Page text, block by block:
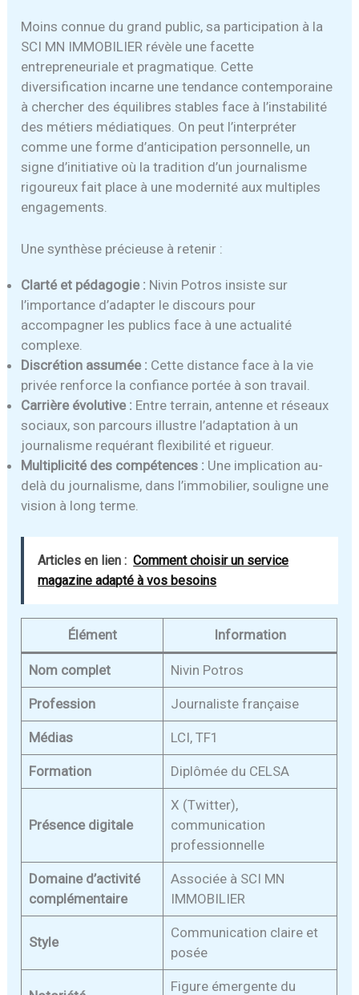
Moins connue du grand public, sa participation à la
SCI MN IMMOBILIER révèle une facette
entrepreneuriale et pragmatique. Cette
diversification incarne une tendance contemporaine
à chercher des équilibres stables face à l’instabilité
des métiers médiatiques. On peut l’interpréter
comme une forme d’anticipation personnelle, un
signe d’initiative où la tradition d’un journalisme
rigoureux fait place à une modernité aux multiples
engagements.
Une synthèse précieuse à retenir :
Clarté et pédagogie : Nivin Potros insiste sur
l’importance d’adapter le discours pour
accompagner les publics face à une actualité
complexe.
Discrétion assumée : Cette distance face à la vie
privée renforce la confiance portée à son travail.
Carrière évolutive : Entre terrain, antenne et réseaux
sociaux, son parcours illustre l’adaptation à un
journalisme requérant flexibilité et rigueur.
Multiplicité des compétences : Une implication au-
delà du journalisme, dans l’immobilier, souligne une
vision à long terme.
Articles en lien : Comment choisir un service
magazine adapté à vos besoins
Élément Information
Nom complet Nivin Potros
Profession Journaliste française
Médias LCI, TF1
Formation Diplômée du CELSA
Présence digitale
X (Twitter),
communication
professionnelle
Domaine d’activité
complémentaire
Associée à SCI MN
IMMOBILIER
Style
Communication claire et
posée
Figure émergente du